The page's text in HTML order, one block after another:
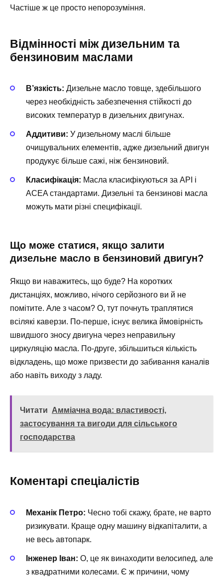
Частіше ж це просто непорозуміння.
Відмінності між дизельним та
бензиновим маслами
В’язкість: Дизельне масло товще, здебільшого
через необхідність забезпечення стійкості до
високих температур в дизельних двигунах.
Аддитиви: У дизельному маслі більше
очищувальних елементів, адже дизельний двигун
продукує більше сажі, ніж бензиновий.
Класифікація: Масла класифікуються за API і
ACEA стандартами. Дизельні та бензинові масла
можуть мати різні специфікації.
Що може статися, якщо залити
дизельне масло в бензиновий двигун?
Якщо ви наважитесь, що буде? На коротких
дистанціях, можливо, нічого серйозного ви й не
помітите. Але з часом? О, тут почнуть траплятися
всілякі каверзи. По-перше, існує велика ймовірність
швидшого зносу двигуна через неправильну
циркуляцію масла. По-друге, збільшиться кількість
відкладень, що може призвести до забивання каналів
або навіть виходу з ладу.
Читати Амміачна вода: властивості,
застосування та вигоди для сільського
господарства
Коментарі спеціалістів
Механік Петро: Чесно тобі скажу, брате, не варто
ризикувати. Краще одну машину відкапіталити, а
не весь автопарк.
Інженер Іван: О, це як винаходити велосипед, але
з квадратними колесами. Є ж причини, чому